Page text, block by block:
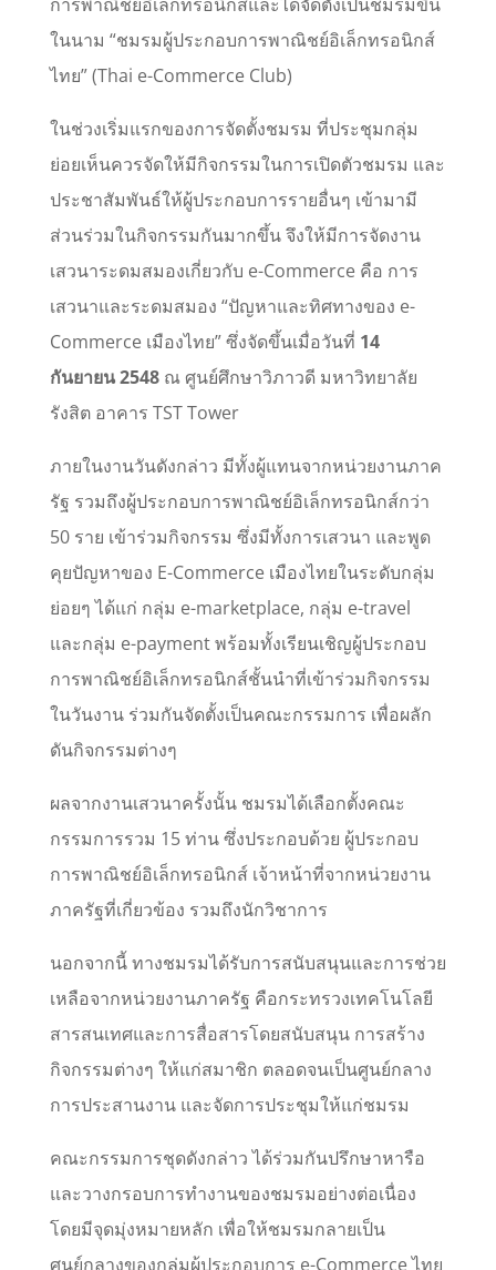
ในนาม “ชมรมผู้ประกอบการพาณิชย์อิเล็กทรอนิกส์
ไทย” (Thai e-Commerce Club)
ในช่วงเริ่มแรกของการจัดตั้งชมรม ที่ประชุมกลุ่ม
ย่อยเห็นควรจัดให้มีกิจกรรมในการเปิดตัวชมรม และ
ประชาสัมพันธ์ให้ผู้ประกอบการรายอื่นๆ เข้ามามี
ส่วนร่วมในกิจกรรมกันมากขึ้น จึงให้มีการจัดงาน
เสวนาระดมสมองเกี่ยวกับ e-Commerce คือ การ
เสวนาและระดมสมอง “ปัญหาและทิศทางของ e-
Commerce เมืองไทย” ซึ่งจัดขึ้นเมื่อวันที่ 14
กันยายน 2548ณ ศูนย์ศึกษาวิภาวดี มหาวิทยาลัย
รังสิต อาคาร TST Tower
ภายในงานวันดังกล่าว มีทั้งผู้แทนจากหน่วยงานภาค
รัฐ รวมถึงผู้ประกอบการพาณิชย์อิเล็กทรอนิกส์กว่า
50 ราย เข้าร่วมกิจกรรม ซึ่งมีทั้งการเสวนา และพูด
คุยปัญหาของ E-Commerce เมืองไทยในระดับกลุ่ม
ย่อยๆ ได้แก่ กลุ่ม e-marketplace, กลุ่ม e-travel
และกลุ่ม e-payment พร้อมทั้งเรียนเชิญผู้ประกอบ
การพาณิชย์อิเล็กทรอนิกส์ชั้นนำที่เข้าร่วมกิจกรรม
ในวันงาน ร่วมกันจัดตั้งเป็นคณะกรรมการ เพื่อผลัก
ดันกิจกรรมต่างๆ
ผลจากงานเสวนาครั้งนั้น ชมรมได้เลือกตั้งคณะ
กรรมการรวม 15 ท่าน ซึ่งประกอบด้วย ผู้ประกอบ
การพาณิชย์อิเล็กทรอนิกส์ เจ้าหน้าที่จากหน่วยงาน
ภาครัฐที่เกี่ยวข้อง รวมถึงนักวิชาการ
นอกจากนี้ ทางชมรมได้รับการสนับสนุนและการช่วย
เหลือจากหน่วยงานภาครัฐ คือกระทรวงเทคโนโลยี
สารสนเทศและการสื่อสารโดยสนับสนุน การสร้าง
กิจกรรมต่างๆ ให้แก่สมาชิก ตลอดจนเป็นศูนย์กลาง
การประสานงาน และจัดการประชุมให้แก่ชมรม
คณะกรรมการชุดดังกล่าว ได้ร่วมกันปรึกษาหารือ
และวางกรอบการทำงานของชมรมอย่างต่อเนื่อง
โดยมีจุดมุ่งหมายหลัก เพื่อให้ชมรมกลายเป็น
ศูนย์กลางของกลุ่มผู้ประกอบการ e-Commerce ไทย